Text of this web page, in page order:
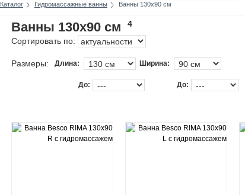
Каталог Гидромассажные ванны Ванны 130х90 см
Ванны 130х90 см
4
Сортировать по:
Размеры: Длина: Ширина:
До: До: